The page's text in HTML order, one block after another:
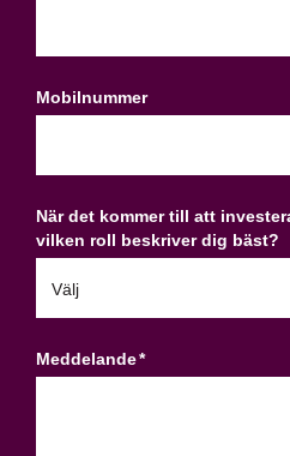
Mobilnummer
När det kommer till att
vilken roll beskriver dig bäst?
Meddelande*